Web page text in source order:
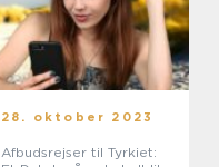
28. oktober 2023
Afbudsrejser til Tyrkiet: